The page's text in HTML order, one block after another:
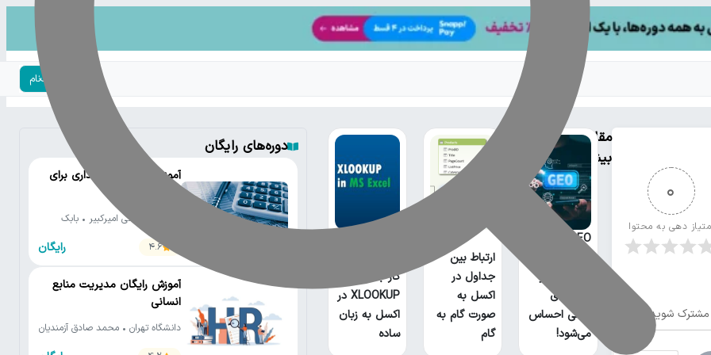
ورود | ثبت‌نام
0
دهی به محتوا
مشترک شوید
مقالات
بیشتر
گوش سئو و
روش‌های
سنتی احساس
می‌شود!
ارتباط بین
جداول در
اکسل به
صورت گام به
گام
کار با تابع
XLOOKUP در
اکسل به زبان
ساده
دوره‌های رایگان
آموزش رایگان حسابداری برای
دانشگاه صنعتی امیرکبیر • بابک
صادق زاده
4.6
رایگان
آموزش رایگان مدیریت منابع
انسانی
دانشگاه تهران • محمد صادق آزمندیان